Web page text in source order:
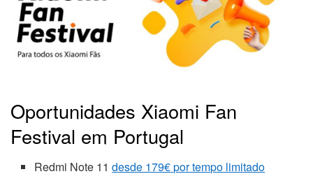
Oportunidades Xiaomi Fan
Festival em Portugal
Redmi Note 11desde 179€ por tempo limitado